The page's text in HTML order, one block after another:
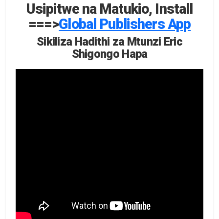
Usipitwe na Matukio, Install
===>Global Publishers App
Sikiliza Hadithi za Mtunzi Eric
Shigongo Hapa